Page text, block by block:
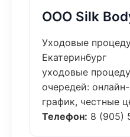
ООО Silk
Уходовые
Екатеринбург
уходовые
очередей:
график, честные
Телефон: 8 (905)